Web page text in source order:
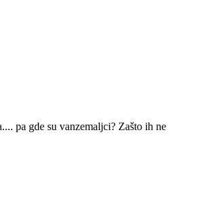
pa gde su vanzemaljci? Zašto ih ne